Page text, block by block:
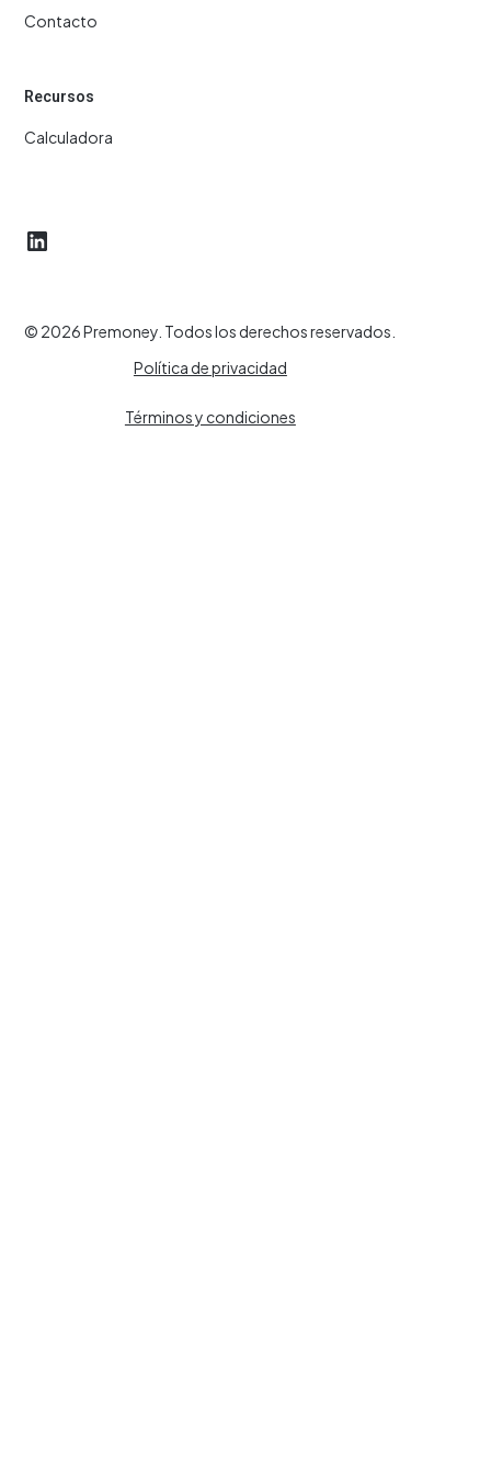
Contacto
Recursos
Calculadora
© 2026 Premoney. Todos los derechos reservados.
Política de privacidad
Términos y condiciones